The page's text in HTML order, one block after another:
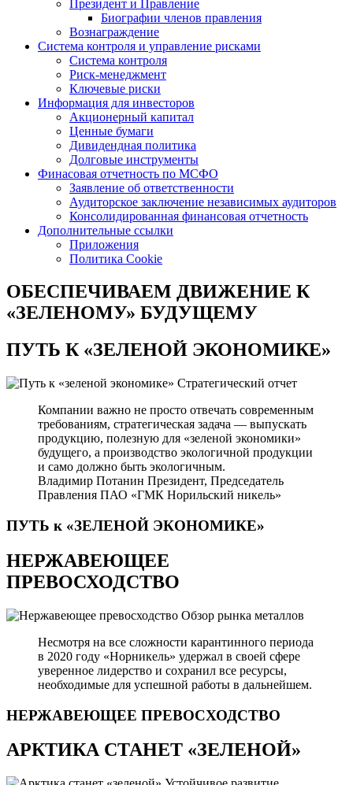
Президент и Правление
Биографии членов правления
Вознаграждение
Система контроля и управление рисками
Система контроля
Риск-менеджмент
Ключевые риски
Информация для инвесторов
Акционерный капитал
Ценные бумаги
Дивидендная политика
Долговые инструменты
Финасовая отчетность по МСФО
Заявление об ответственности
Аудиторское заключение независимых аудиторов
Консолидированная финансовая отчетность
Дополнительные ссылки
Приложения
Политика Cookie
ОБЕСПЕЧИВАЕМ ДВИЖЕНИЕ К
«ЗЕЛЕНОМУ» БУДУЩЕМУ
ПУТЬ К«ЗЕЛЕНОЙ ЭКОНОМИКЕ»
Стратегический отчет
Компании важно не просто отвечать современным
требованиям, стратегическая задача — выпускать
продукцию, полезную для «зеленой экономики»
будущего, а производство экологичной продукции
и само должно быть экологичным.
Владимир Потанин Президент, Председатель
Правления ПАО «ГМК Норильский никель»
ПУТЬ к «ЗЕЛЕНОЙ ЭКОНОМИКЕ»
НЕРЖАВЕЮЩЕЕ
ПРЕВОСХОДСТВО
Обзор рынка металлов
Несмотря на все сложности карантинного периода
в 2020 году «Норникель» удержал в своей сфере
уверенное лидерство и сохранил все ресурсы,
необходимые для успешной работы в дальнейшем.
НЕРЖАВЕЮЩЕЕ ПРЕВОСХОДСТВО
АРКТИКА СТАНЕТ «ЗЕЛЕНОЙ»